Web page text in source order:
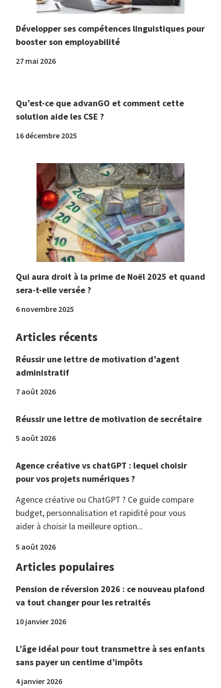
Développer ses compétences linguistiques pour
booster son employabilité
27 mai 2026
Qu’est-ce que advanGO et comment cette
solution aide les CSE ?
16 décembre 2025
Qui aura droit à la prime de Noël 2025 et quand
sera-t-elle versée ?
6 novembre 2025
Articles récents
Réussir une lettre de motivation d’agent
administratif
7 août 2026
Réussir une lettre de motivation de secrétaire
5 août 2026
Agence créative vs chatGPT : lequel choisir
pour vos projets numériques ?
Agence créative ou ChatGPT ? Ce guide compare
budget, personnalisation et rapidité pour vous
aider à choisir la meilleure option...
5 août 2026
Articles populaires
Pension de réversion 2026 : ce nouveau plafond
va tout changer pour les retraités
10 janvier 2026
L’âge idéal pour tout transmettre à ses enfants
sans payer un centime d’impôts
4 janvier 2026